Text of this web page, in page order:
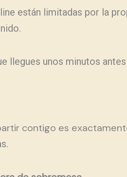
están limitadas por la
llegues unos minutos
contigo es